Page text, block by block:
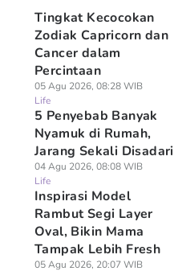
Tingkat Kecocokan
Zodiak Capricorn dan
Cancer dalam
Percintaan
05 Agu 2026, 08:28 WIB
Life
5 Penyebab Banyak
Nyamuk di Rumah,
Jarang Sekali Disadari
04 Agu 2026, 08:08 WIB
Life
Inspirasi Model
Rambut Segi Layer
Oval, Bikin Mama
Tampak Lebih Fresh
05 Agu 2026, 20:07 WIB